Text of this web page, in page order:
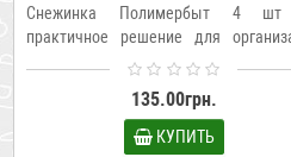
Снежинка Полимербыт 4
практичное решение для
135.00грн.
КУПИТЬ